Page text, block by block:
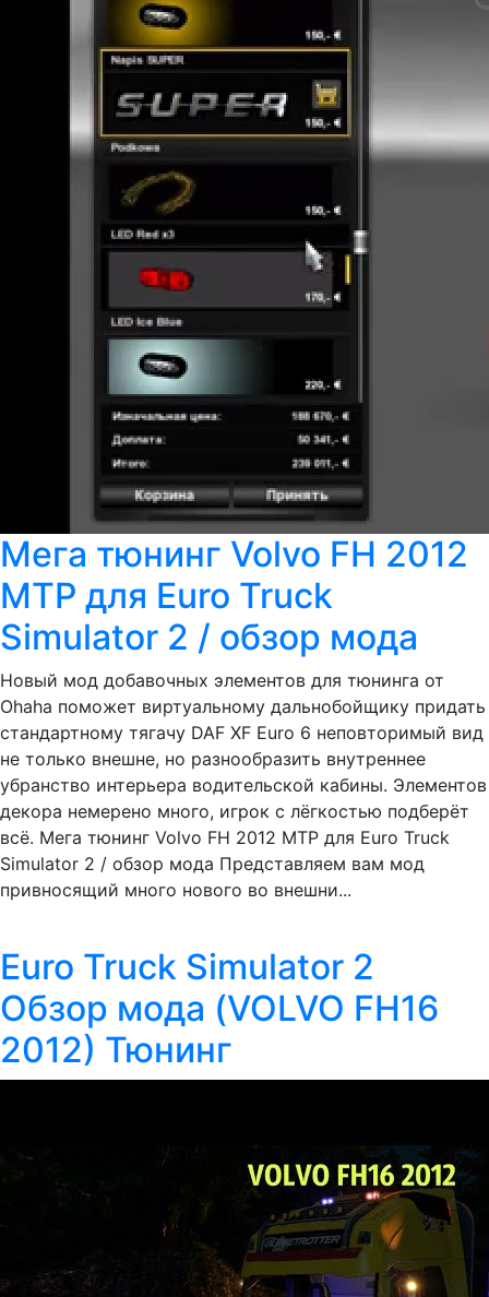
Мега тюнинг Volvo FH 2012
MTP для Euro Truck
Simulator 2 / обзор мода
Новый мод добавочных элементов для тюнинга от
Ohaha поможет виртуальному дальнобойщику придать
стандартному тягачу DAF XF Euro 6 неповторимый вид
не только внешне, но разнообразить внутреннее
убранство интерьера водительской кабины. Элементов
декора немерено много, игрок с лёгкостью подберёт
всё. Мега тюнинг Volvo FH 2012 MTP для Euro Truck
Simulator 2 / обзор мода Представляем вам мод
привносящий много нового во внешни...
Euro Truck Simulator 2
Обзор мода (VOLVO FH16
2012) Тюнинг